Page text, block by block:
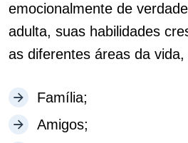
emocionalmente de
adulta, suas habilidades
as diferentes áreas da vida,
Família;
Amigos;